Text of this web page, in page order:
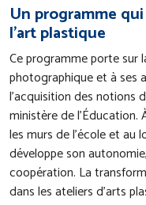
Un programme
l’art plastique
Ce programme porte sur
photographique et à ses
l’acquisition des notions
ministère de
les murs de l’école et au
développe son
coopération. La
dans les ateliers d’arts